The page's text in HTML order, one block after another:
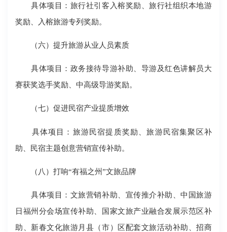
具体项目：旅行社引客入榕奖励、旅行社组织本地游
奖励、入榕旅游专列奖励。
（六）提升旅游从业人员素质
具体项目：政务接待导游补助、导游及红色讲解员大
赛获奖选手奖励、中高级导游奖励。
（七）促进民宿产业提质增效
具体项目：旅游民宿提质奖励、旅游民宿集聚区补
助、民宿主题创意营销宣传补助。
（八）打响“有福之州”文旅品牌
具体项目：文旅营销补助、宣传推介补助、中国旅游
日福州分会场宣传补助、国家文旅产业融合发展示范区补
助、新春文化旅游月县（市）区配套文旅活动补助、招商